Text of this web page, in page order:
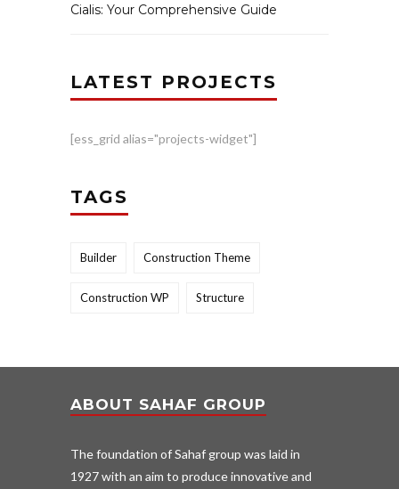
Cialis: Your Comprehensive Guide
LATEST PROJECTS
[ess_grid alias="projects-widget"]
TAGS
Builder Construction Theme
Construction WP Structure
ABOUT SAHAF GROUP
The foundation of Sahaf group was laid in
1927 with an aim to produce innovative and